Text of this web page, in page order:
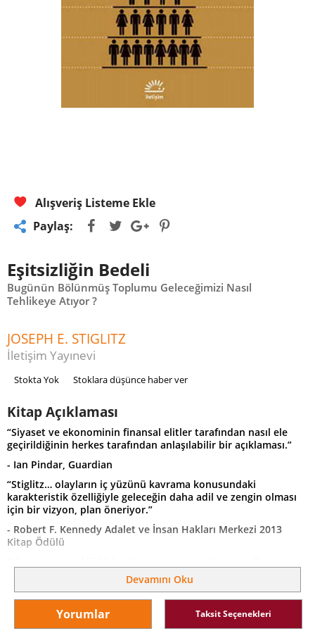
Alışveriş Listeme Ekle
Paylaş:
Eşitsizliğin Bedeli
Bugünün Bölünmüş Toplumu Geleceğimizi Nasıl
Tehlikeye Atıyor ?
JOSEPH E. STIGLITZ
İletişim Yayınevi
Stokta Yok Stoklara düşünce haber ver
Kitap Açıklaması
“Siyaset ve ekonominin finansal elitler tarafından nasıl ele
geçirildiğinin herkes tarafından anlaşılabilir bir açıklaması.”
- Ian Pindar, Guardian
“Stiglitz… olayların iç yüzünü kavrama konusundaki
karakteristik özelliğiyle geleceğin daha adil ve zengin olması
için bir vizyon, plan öneriyor.”
- Robert F. Kennedy Adalet ve İnsan Hakları Merkezi 2013
Kitap Ödülü
2001’de Nobel İktisat Ödülü’nü kazanan Joseph Stiglitz,
Eşitsizliğin Bedeli’nde gelir eşitsizliği konusuna önemli bir
katkı yapıyor. ABD’de ortaya çıkan 2008 Krizi’ni ve dünya
geneline hâkim olan Büyük Durgunluk’u sade bir
dille ve derinlemesine açıklayan Stiglitz, kendi deyimiyle,
Devamını Oku
Yorumlar Taksit Seçenekleri